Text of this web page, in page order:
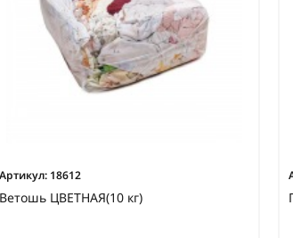
Артикул: 18612
Ветошь ЦВЕТНАЯ(10 кг)